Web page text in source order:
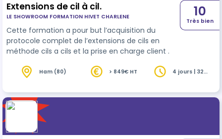
Extensions de cil à cil.
LE SHOWROOM FORMATION HIVET CHARLENE
Cette formation a pour but l’acquisition du
protocole complet de l’extensions de cils en
méthode cils a cils et la prise en charge client .
10
Très bien
Ham (80) > 849€ HT
4 jours | 32